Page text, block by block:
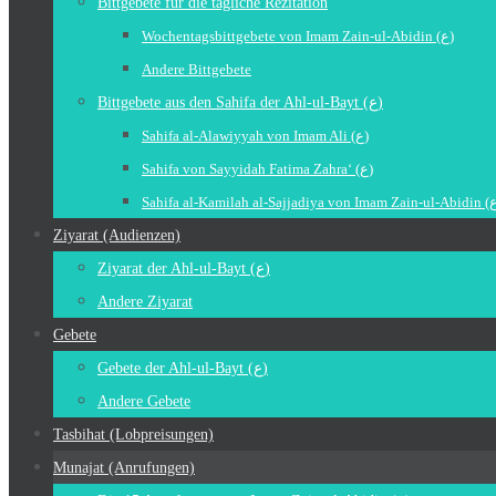
Wochentagsbittgebete von Imam Zain-ul-Abidin (ع)
Andere Bittgebete
Bittgebete aus den Sahifa der Ahl-ul-Bayt (ع)
Sahifa al-Alawiyyah von Imam Ali (ع)
Sahifa von Sayyidah Fatima Zahra‘ (ع)
Ziyarat (Audienzen)
Ziyarat der Ahl-ul-Bayt (ع)
Andere Ziyarat
Gebete
Gebete der Ahl-ul-Bayt (ع)
Andere Gebete
Tasbihat (Lobpreisungen)
Munajat (Anrufungen)